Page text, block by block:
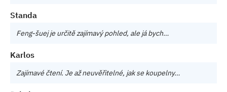
Standa
Feng-šuej je určitě zajímavý pohled, ale já bych…
Karlos
Zajímavé čtení. Je až neuvěřitelné, jak se koupelny…